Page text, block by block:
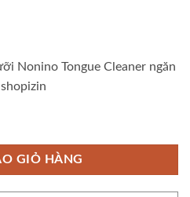
Nonino Tongue Cleaner ngăn
sạch lưỡi Nonino Tongue Cleaner
GIỎ HÀNG